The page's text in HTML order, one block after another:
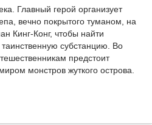
Главный герой организует
вечно покрытого туманом, на
Кинг-Конг, чтобы найти
субстанцию. Во
предстоит
монстров жуткого острова.